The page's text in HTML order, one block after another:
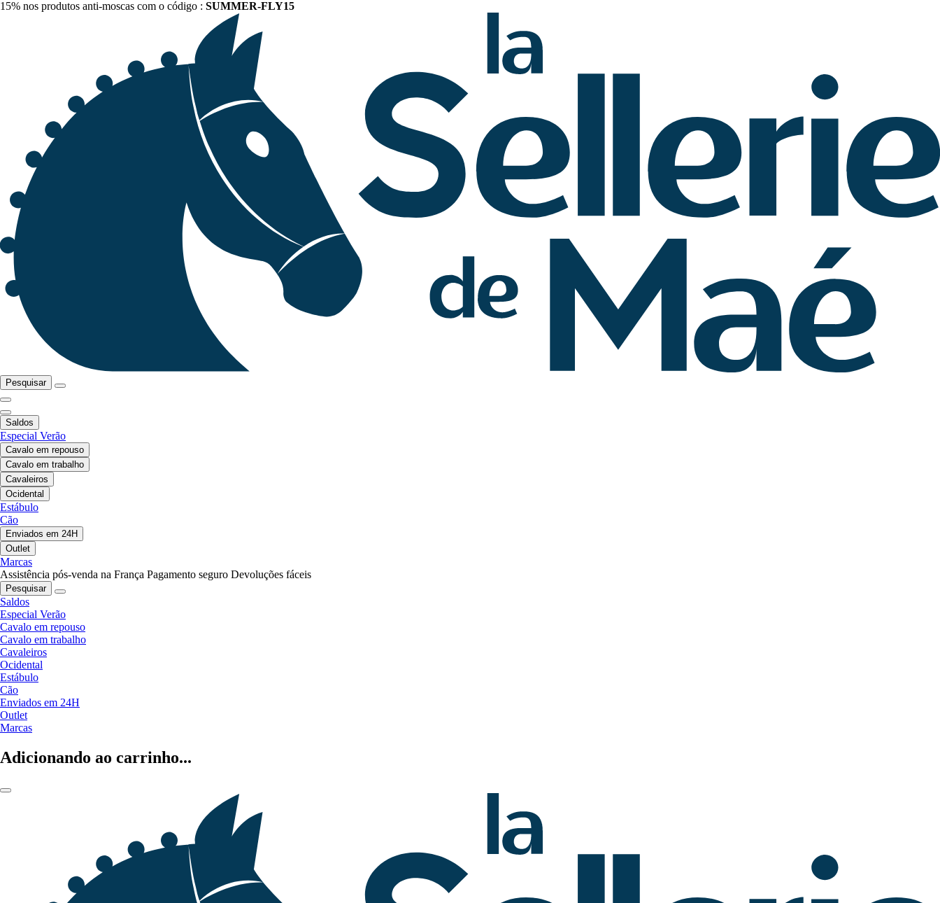
15% nos produtos anti-moscas com o código : SUMMER-FLY15
Pesquisar
Saldos
Especial Verão
Cavalo em repouso
Cavalo em trabalho
Cavaleiros
Ocidental
Estábulo
Cão
Enviados em 24H
Outlet
Marcas
Assistência pós-venda na França Pagamento seguro Devoluções fáceis
Pesquisar
Saldos
Especial Verão
Cavalo em repouso
Cavalo em trabalho
Cavaleiros
Ocidental
Estábulo
Cão
Enviados em 24H
Outlet
Marcas
Adicionando ao carrinho...